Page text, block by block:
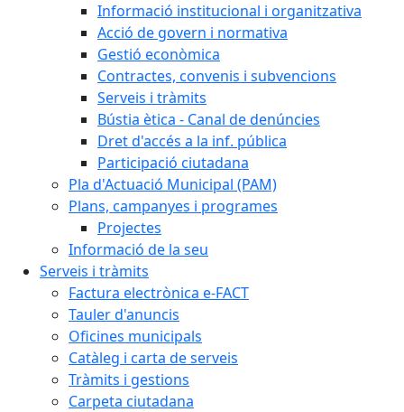
Informació institucional i organitzativa
Acció de govern i normativa
Gestió econòmica
Contractes, convenis i subvencions
Serveis i tràmits
Bústia ètica - Canal de denúncies
Dret d'accés a la inf. pública
Participació ciutadana
Pla d'Actuació Municipal (PAM)
Plans, campanyes i programes
Projectes
Informació de la seu
Serveis i tràmits
Factura electrònica e-FACT
Tauler d'anuncis
Oficines municipals
Catàleg i carta de serveis
Tràmits i gestions
Carpeta ciutadana